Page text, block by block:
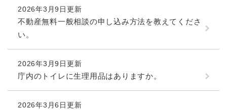
2026年3月9日更新
不動産無料一般相談の申し込み方法を教えてくださ
い。
2026年3月9日更新
庁内のトイレに生理用品はありますか。
2026年3月6日更新